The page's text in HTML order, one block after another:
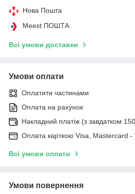
Нова Пошта
Meest ПОШТА
Всі умови доставки
Умови оплати
Оплатити частинами
Оплата на рахунок
Накладний платіж (з завдатком
Оплата карткою Visa, Mastercard -
Всі умови оплати
Умови повернення